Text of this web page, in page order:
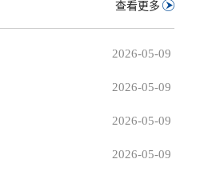
查看更多
2026-05-09
2026-05-09
2026-05-09
2026-05-09